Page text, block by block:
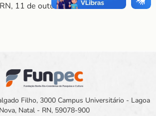
11 de outubro de 2023.
Filho, 3000 Campus Universitário - Lagoa
Nova, Natal - RN, 59078-900